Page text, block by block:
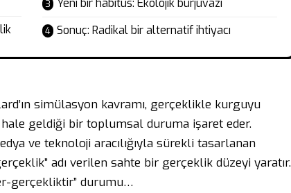
Yeni bir habitus: Ekolojik burjuvazi
Sonuç: Radikal bir alternatif ihtiyacı
simülasyon kavramı, gerçeklikle kurguyu
geldiği bir toplumsal duruma işaret eder.
ve teknoloji aracılığıyla sürekli tasarlanan
adı verilen sahte bir gerçeklik düzeyi yaratır.
gerçekliktir” durumu…